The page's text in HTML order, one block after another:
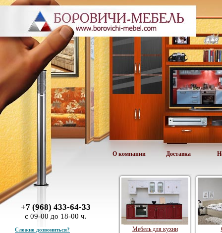
О компании Доставка
+7 (968) 433-64-33
с 09-00 до 18-00 ч.
Сложно дозвониться?
Мебель для кухни